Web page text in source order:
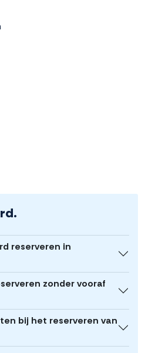
reserveren in
zonder vooraf
bij het reserveren van